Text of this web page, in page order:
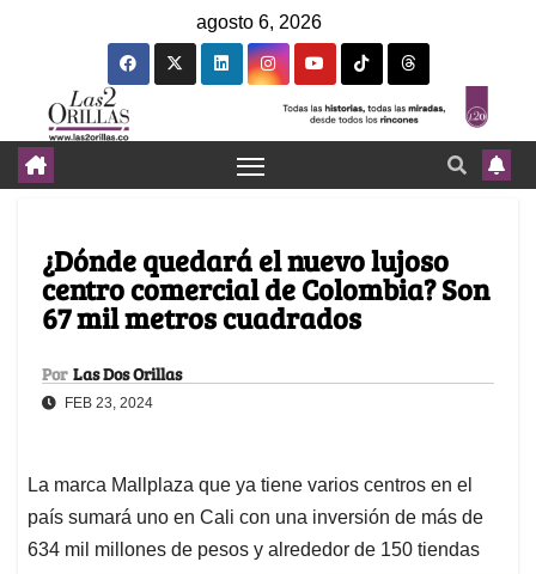
agosto 6, 2026
¿Dónde quedará el nuevo lujoso
centro comercial de Colombia? Son
67 mil metros cuadrados
Por Las Dos Orillas
FEB 23, 2024
La marca Mallplaza que ya tiene varios centros en el
país sumará uno en Cali con una inversión de más de
634 mil millones de pesos y alrededor de 150 tiendas